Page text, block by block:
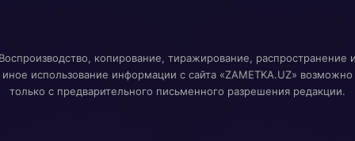
копирование, тиражирование, распространение
иное использование информации с сайта «ZAMETKA.UZ» возможно
только с предварительного письменного разрешения редакции.